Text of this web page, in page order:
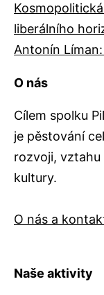
liberálního
Antonín
O nás
Cílem spolku
je pěstování
rozvoji, vztahu
kultury.
O nás a
Naše aktivity